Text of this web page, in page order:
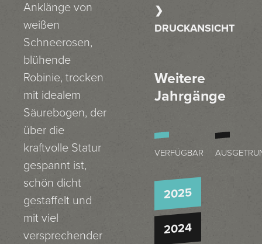
Anklänge von
weißen
Schneerosen,
blühende
Robinie, trocken
mit idealem
Säurebogen, der
über die
kraftvolle Statur
gespannt ist,
schön dicht
gestaffelt und
mit viel
versprechender
DRUCKANSICHT
Weitere
Jahrgänge
VERFÜGBAR
2025
2024